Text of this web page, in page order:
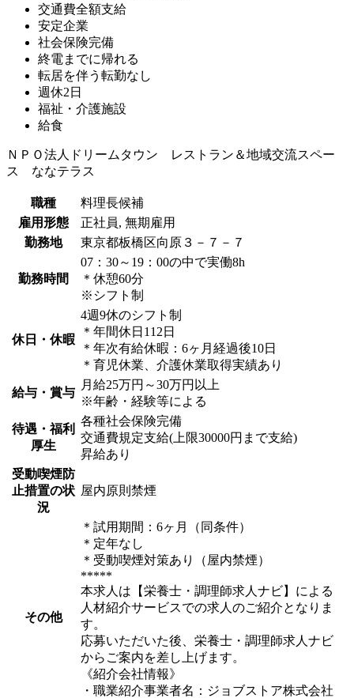
交通費全額支給
安定企業
社会保険完備
終電までに帰れる
転居を伴う転勤なし
週休2日
福祉・介護施設
給食
ＮＰＯ法人ドリームタウン レストラン＆地域交流スペー
ス ななテラス
職種
料理長候補
雇用形態
正社員, 無期雇用
勤務地
東京都板橋区向原３－７－７
勤務時間
07：30～19：00の中で実働8h
＊休憩60分
※シフト制
休日・休暇
4週9休のシフト制
＊年間休日112日
＊年次有給休暇：6ヶ月経過後10日
＊育児休業、介護休業取得実績あり
給与・賞与
月給25万円～30万円以上
※年齢・経験等による
待遇・福利
厚生
各種社会保険完備
交通費規定支給(上限30000円まで支給)
昇給あり
受動喫煙防
止措置の状
況
屋内原則禁煙
その他
＊試用期間：6ヶ月（同条件）
＊定年なし
＊受動喫煙対策あり（屋内禁煙）
*****
本求人は【栄養士・調理師求人ナビ】による
人材紹介サービスでの求人のご紹介となりま
す。
応募いただいた後、栄養士・調理師求人ナビ
からご案内を差し上げます。
《紹介会社情報》
・職業紹介事業者名：ジョブストア株式会社